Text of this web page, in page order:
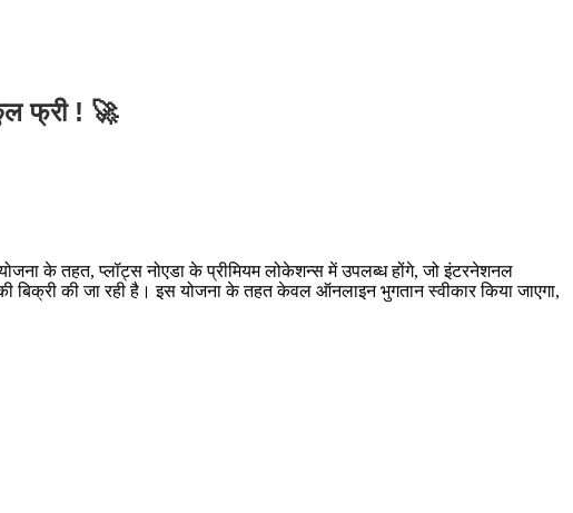
फ्री ! 🚀
के तहत, प्लॉट्स नोएडा के प्रीमियम लोकेशन्स में उपलब्ध होंगे, जो इंटरनेशनल
बिक्री की जा रही है। इस योजना के तहत केवल ऑनलाइन भुगतान स्वीकार किया जाएगा,